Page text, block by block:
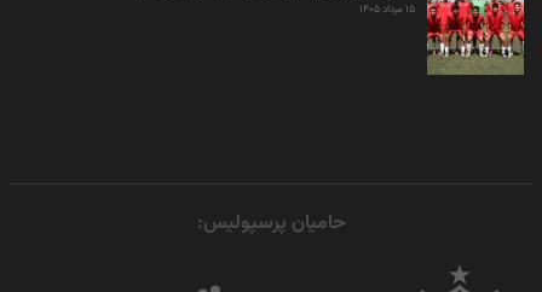
۱۵ مرداد ۱۴۰۵
حامیان پرسپولیس: